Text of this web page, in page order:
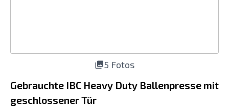
5 Fotos
Gebrauchte IBC Heavy Duty Ballenpresse mit
geschlossener Tür